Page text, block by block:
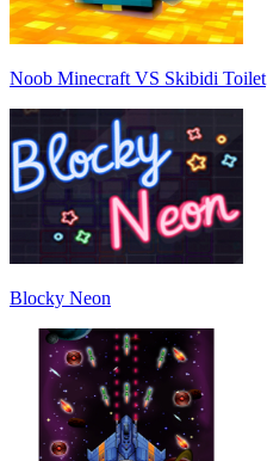
Noob Minecraft VS Skibidi Toilet
Blocky Neon